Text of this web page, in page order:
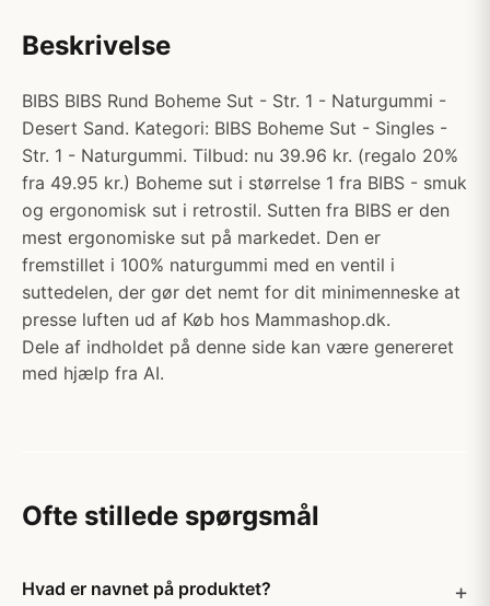
Beskrivelse
BIBS BIBS Rund Boheme Sut - Str. 1 - Naturgummi -
Desert Sand. Kategori: BIBS Boheme Sut - Singles -
Str. 1 - Naturgummi. Tilbud: nu 39.96 kr. (regalo 20%
fra 49.95 kr.) Boheme sut i størrelse 1 fra BIBS - smuk
og ergonomisk sut i retrostil. Sutten fra BIBS er den
mest ergonomiske sut på markedet. Den er
fremstillet i 100% naturgummi med en ventil i
suttedelen, der gør det nemt for dit minimenneske at
presse luften ud af Køb hos Mammashop.dk.
Dele af indholdet på denne side kan være genereret
med hjælp fra AI.
Ofte stillede spørgsmål
Hvad er navnet på produktet?